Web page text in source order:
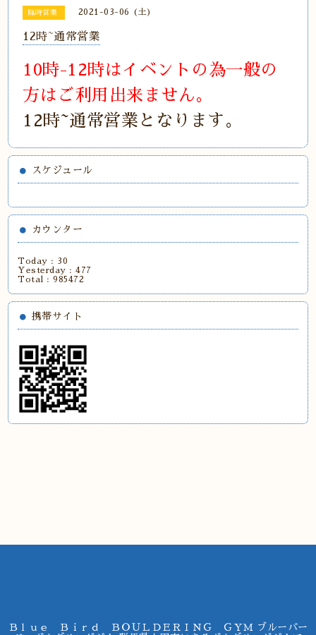
臨時営業 2021-03-06 (土)
12時~通常営業
10時-12時はイベントの為一般の
方はご利用出来ません。
12時~通常営業となります。
スケジュール
カウンター
Today : 30
Yesterday :477
Total :985472
携帯サイト
Ｂｌｕｅ Ｂｉｒｄ ＢＯＵＬＤＥＲＩＮＧ ＧＹＭ ブルーバー